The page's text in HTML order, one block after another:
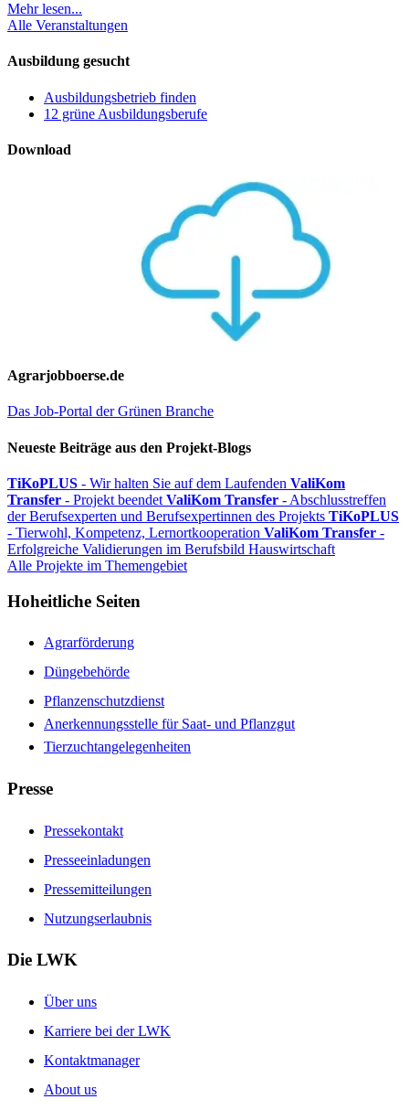
Mehr lesen...
Alle Veranstaltungen
Ausbildung gesucht
Ausbildungsbetrieb finden
12 grüne Ausbildungsberufe
Download
Agrarjobboerse.de
Das Job-Portal der Grünen Branche
Neueste Beiträge aus den Projekt-Blogs
TiKoPLUS - Wir halten Sie auf dem Laufenden ValiKom
Transfer - Projekt beendet ValiKom Transfer - Abschlusstreffen
der Berufsexperten und Berufsexpertinnen des Projekts TiKoPLUS
- Tierwohl, Kompetenz, Lernortkooperation ValiKom Transfer -
Erfolgreiche Validierungen im Berufsbild Hauswirtschaft
Alle Projekte im Themengebiet
Hoheitliche Seiten
Agrarförderung
Düngebehörde
Pflanzenschutzdienst
Anerkennungsstelle für Saat- und Pflanzgut
Tierzuchtangelegenheiten
Presse
Pressekontakt
Presseeinladungen
Pressemitteilungen
Nutzungserlaubnis
Die LWK
Über uns
Karriere bei der LWK
Kontaktmanager
About us